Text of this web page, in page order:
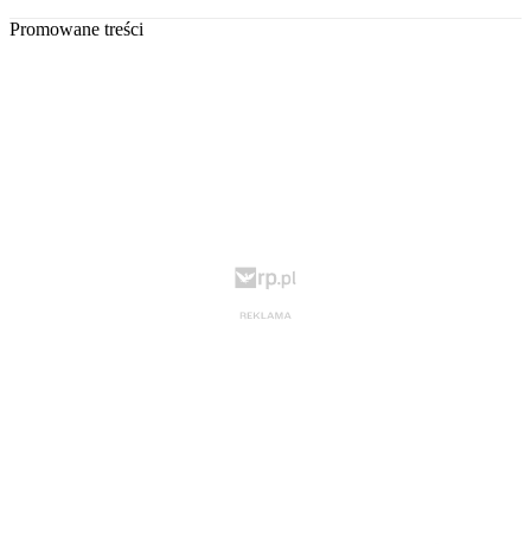
Promowane treści